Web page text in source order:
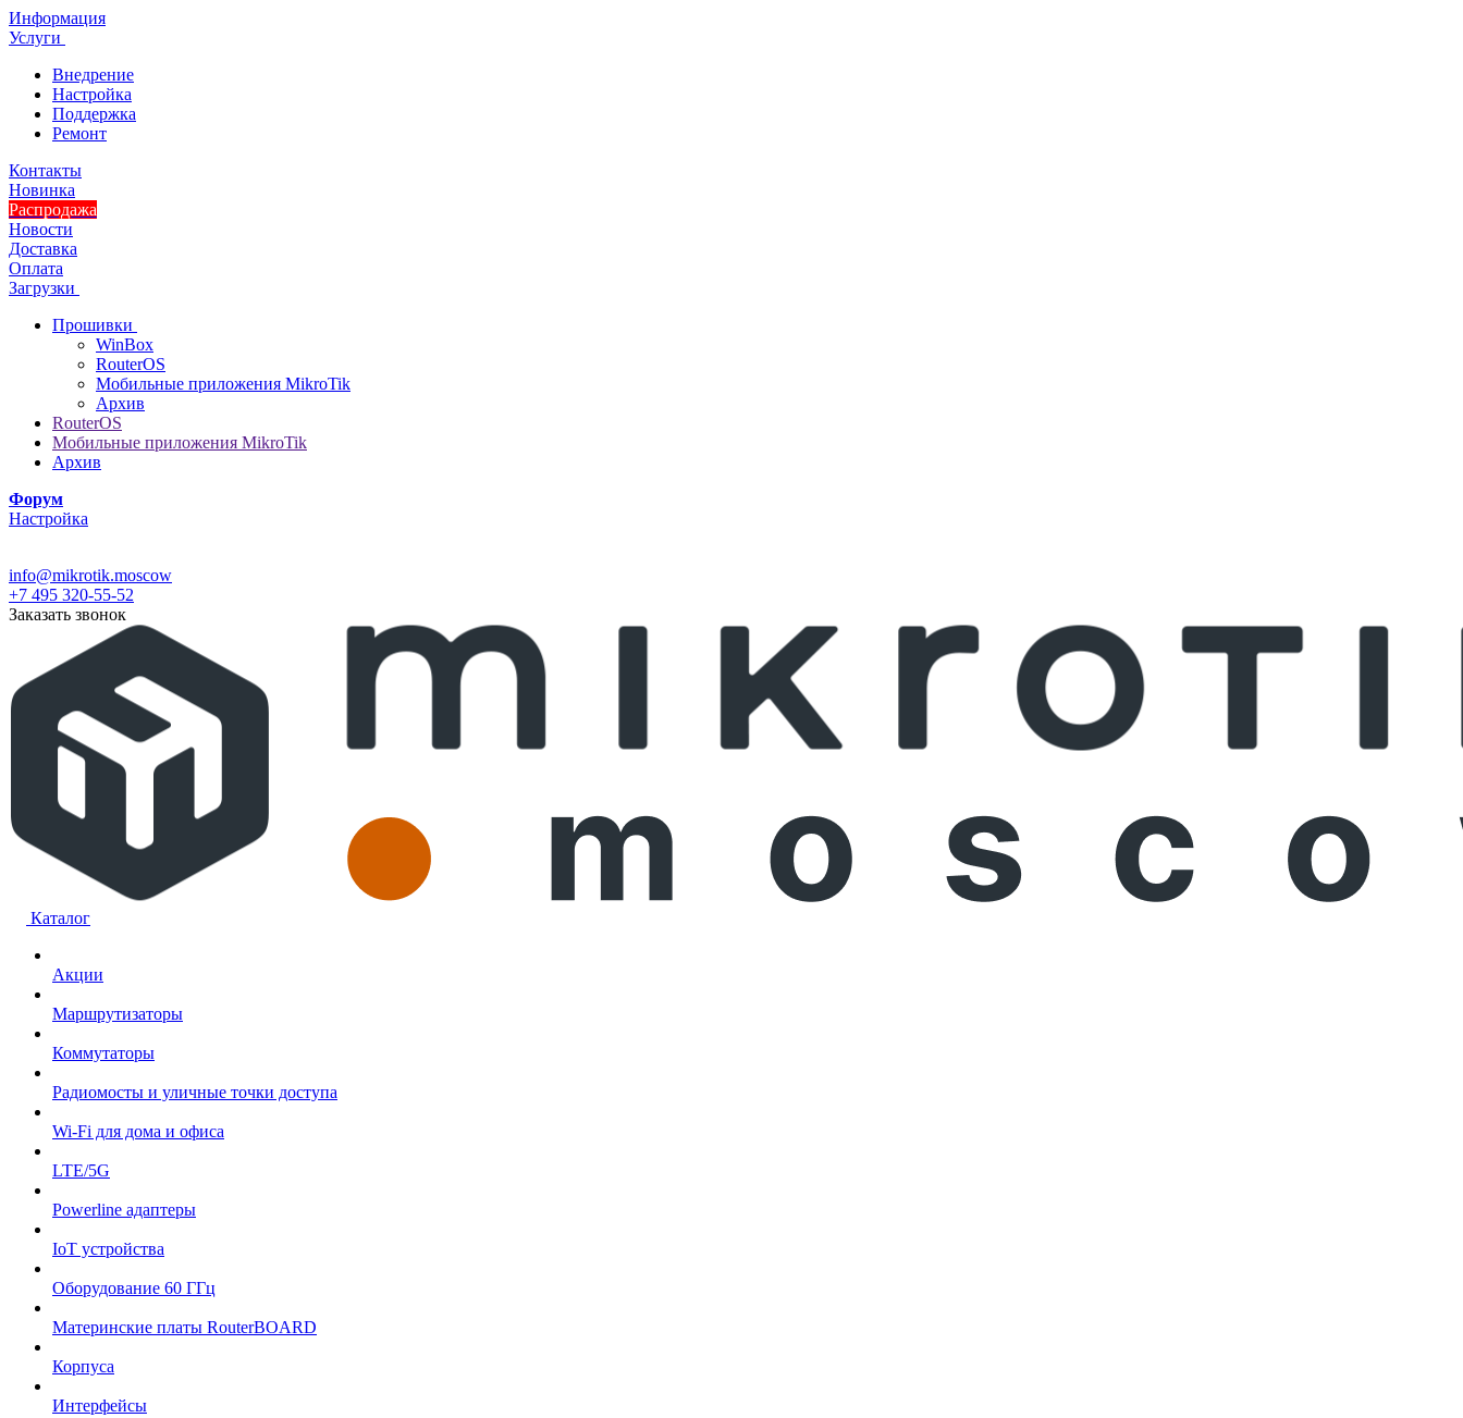
Информация
Услуги
Внедрение
Настройка
Поддержка
Ремонт
Контакты
Новинка
Распродажа
Новости
Доставка
Оплата
Загрузки
Прошивки
WinBox
RouterOS
Мобильные приложения MikroTik
Архив
RouterOS
Мобильные приложения MikroTik
Архив
Форум
Настройка
info@mikrotik.moscow
+7 495 320-55-52
Заказать звонок
Каталог
Акции
Маршрутизаторы
Коммутаторы
Радиомосты и уличные точки доступа
Wi-Fi для дома и офиса
LTE/5G
Powerline адаптеры
IoT устройства
Оборудование 60 ГГц
Материнские платы RouterBOARD
Корпуса
Интерфейсы